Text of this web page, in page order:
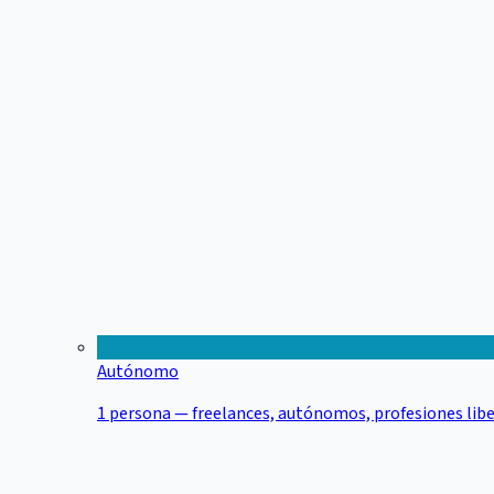
Autónomo
1 persona — freelances, autónomos, profesiones